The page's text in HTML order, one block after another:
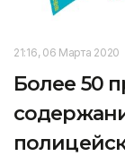
21:16, 06 Марта 2020
Более 50